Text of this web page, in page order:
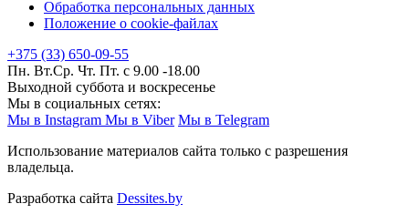
Обработка персональных данных
Положение о cookie-файлах
+375 (33) 650-09-55
Пн. Вт.Ср. Чт. Пт. с 9.00 -18.00
Выходной суббота и воскресенье
Мы в социальных сетях:
Мы в Instagram Мы в Viber Мы в Telegram
Использование материалов сайта только с разрешения
владельца.
Разработка сайта Dessites.by